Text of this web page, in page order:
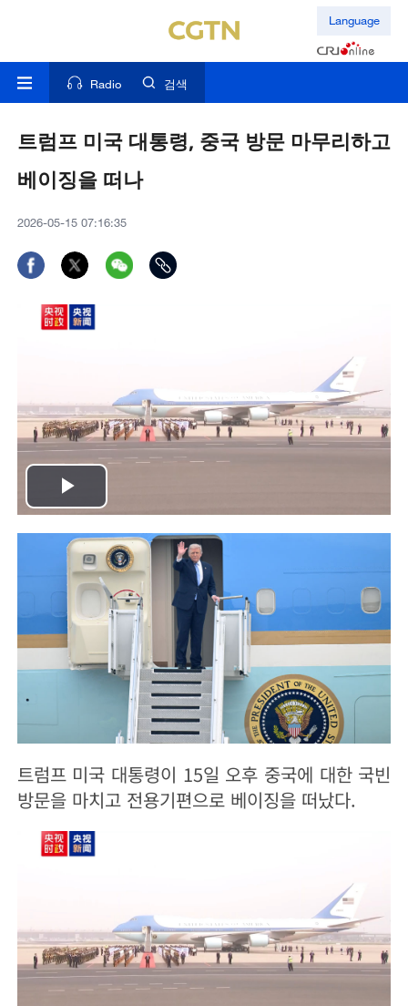
Language
Radio 검색
트럼프 미국 대통령, 중국 방문 마무리하고
베이징을 떠나
2026-05-15 07:16:35
Play
Video
트럼프 미국 대통령이 15일 오후 중국에 대한 국빈
방문을 마치고 전용기편으로 베이징을 떠났다.